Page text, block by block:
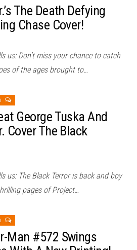
The Death Defying
Chase Cover!
us: Don’t miss your chance to catch
of the ages brought to…
George Tuska And
Cover The Black
us: The Black Terror is back and boy
pages of Project…
Man #572 Swings